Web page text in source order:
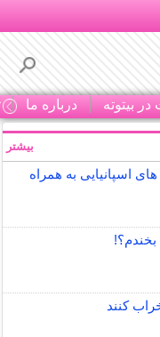
در بیتوته درباره ما
اسپانیایی به همراه
کنند
بیشتر